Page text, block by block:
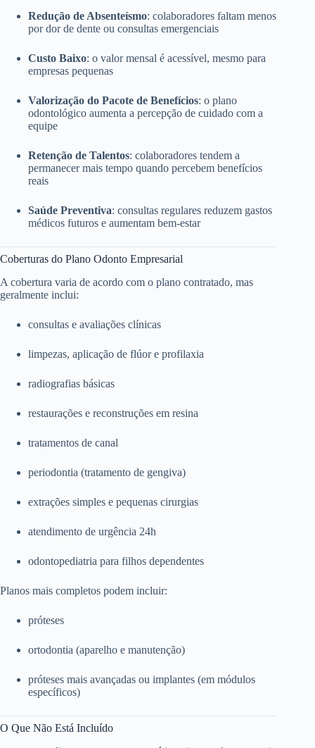
Redução de Absenteísmo: colaboradores faltam menos
por dor de dente ou consultas emergenciais
Custo Baixo: o valor mensal é acessível, mesmo para
empresas pequenas
Valorização do Pacote de Benefícios: o plano
odontológico aumenta a percepção de cuidado com a
equipe
Retenção de Talentos: colaboradores tendem a
permanecer mais tempo quando percebem benefícios
reais
Saúde Preventiva: consultas regulares reduzem gastos
médicos futuros e aumentam bem-estar
Coberturas do Plano Odonto Empresarial
A cobertura varia de acordo com o plano contratado, mas
geralmente inclui:
consultas e avaliações clínicas
limpezas, aplicação de flúor e profilaxia
radiografias básicas
restaurações e reconstruções em resina
tratamentos de canal
periodontia (tratamento de gengiva)
extrações simples e pequenas cirurgias
atendimento de urgência 24h
odontopediatria para filhos dependentes
Planos mais completos podem incluir:
próteses
ortodontia (aparelho e manutenção)
próteses mais avançadas ou implantes (em módulos
específicos)
O Que Não Está Incluído